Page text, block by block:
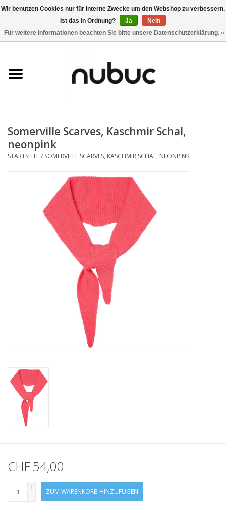
0 Artikel - CHF 0,00
Damen
Accessoires
Somerville Scarves, Kaschmir Schal,
neonpink
STARTSEITE/ SOMERVILLE SCARVES, KASCHMIR SCHAL, NEONPINK
CHF 54,00
+
-
ZUM WARENKORB HINZUFÜGEN
Wir benutzen Cookies nur für interne Zwecke um den Webshop zu verbessern.
Ist das in Ordnung?
Ja
Nein
Für weitere Informationen beachten Sie bitte unsere Datenschutzerklärung. »